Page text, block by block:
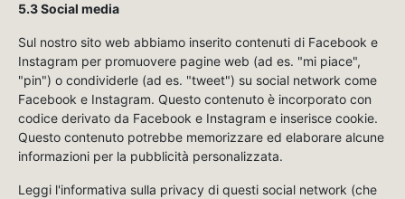
5.3 Social media
Sul nostro sito web abbiamo inserito contenuti di Facebook e
Instagram per promuovere pagine web (ad es. "mi piace",
"pin") o condividerle (ad es. "tweet") su social network come
Facebook e Instagram. Questo contenuto è incorporato con
codice derivato da Facebook e Instagram e inserisce cookie.
Questo contenuto potrebbe memorizzare ed elaborare alcune
informazioni per la pubblicità personalizzata.
Leggi l'informativa sulla privacy di questi social network (che